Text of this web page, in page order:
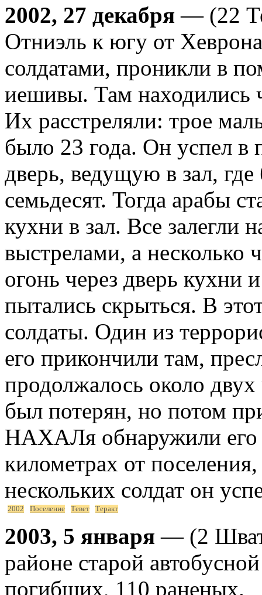
2002, 27 декабря — (22
Отниэль к югу от
солдатами, проникли в
иешивы. Там находились
Их расстреляли: трое
было 23 года. Он успел в
дверь, ведущую в зал,
семьдесят. Тогда арабы
кухни в зал. Все залегли
выстрелами, а несколько
огонь через дверь кухни
пытались скрыться. В
солдаты. Один из
его прикончили там,
продолжалось около двух
был потерян, но потом
НАХАЛя обнаружили его
километрах от
нескольких солдат он
2002 Поселение Тевет Теракт
2003, 5 января — (2
районе старой
погибших, 110 раненых.